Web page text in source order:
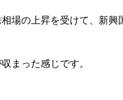
場の上昇を受けて、新
まった感じです。